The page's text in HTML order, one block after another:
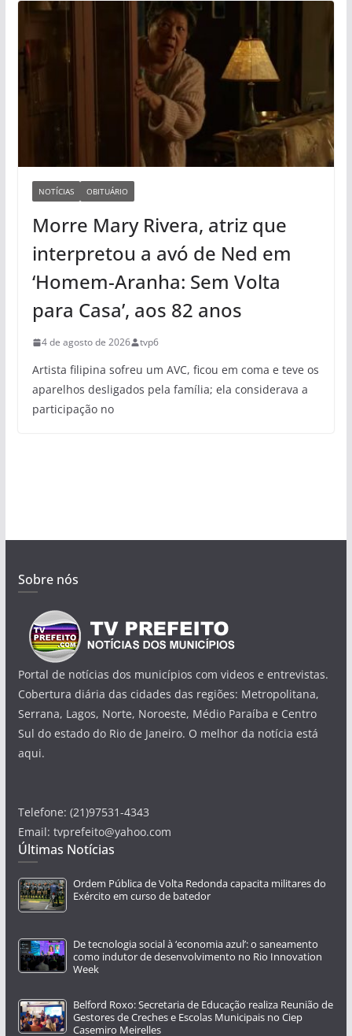
NOTÍCIAS OBITUÁRIO
Morre Mary Rivera, atriz que
interpretou a avó de Ned em
‘Homem-Aranha: Sem Volta
para Casa’, aos 82 anos
4 de agosto de 2026 tvp6
Artista filipina sofreu um AVC, ficou em coma e teve os
aparelhos desligados pela família; ela considerava a
participação no
Sobre nós
Portal de notícias dos municípios com videos e entrevistas.
Cobertura diária das cidades das regiões: Metropolitana,
Serrana, Lagos, Norte, Noroeste, Médio Paraíba e Centro
Sul do estado do Rio de Janeiro. O melhor da notícia está
aqui.
Telefone: (21)97531-4343
Email: tvprefeito@yahoo.com
Últimas Notícias
Ordem Pública de Volta Redonda capacita militares do
Exército em curso de batedor
De tecnologia social à ‘economia azul’: o saneamento
como indutor de desenvolvimento no Rio Innovation
Week
Belford Roxo: Secretaria de Educação realiza Reunião de
Gestores de Creches e Escolas Municipais no Ciep
Casemiro Meirelles